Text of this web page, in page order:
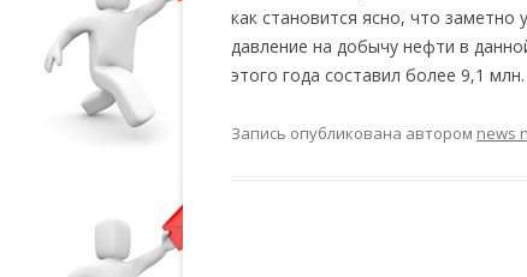
как становится ясно, что
давление на добычу нефти в
этого года составил более 9,1
Запись опубликована автором news